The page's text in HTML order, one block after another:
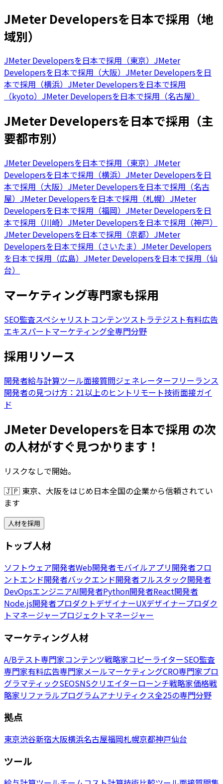
JMeter Developersを日本で採用（地
域別）
JMeter Developersを日本で採用（東京） JMeter
Developersを日本で採用（大阪） JMeter Developersを日
本で採用（横浜） JMeter Developersを日本で採用
（kyoto） JMeter Developersを日本で採用（名古屋）
JMeter Developersを日本で採用（主
要都市別）
JMeter Developersを日本で採用（東京） JMeter
Developersを日本で採用（横浜） JMeter Developersを日
本で採用（大阪） JMeter Developersを日本で採用（名古
屋） JMeter Developersを日本で採用（札幌） JMeter
Developersを日本で採用（福岡） JMeter Developersを日
本で採用（川崎） JMeter Developersを日本で採用（神戸）
JMeter Developersを日本で採用（京都） JMeter
Developersを日本で採用（さいたま） JMeter Developers
を日本で採用（広島） JMeter Developersを日本で採用（仙
台）
マーケティング専門家も採用
SEO監査スペシャリストコンテンツストラテジスト有料広告
エキスパートマーケティング全専門分野
採用リソース
開発者給与計算ツール面接質問ジェネレーターフリーランス
開発者の見つけ方：21以上のヒント リモート技術面接ガイ
ド
JMeter Developersを日本で採用 の次
の人材がすぐ見つかります！
リスクなしで開始。
🇯🇵 東京、大阪をはじめ日本全国の企業から信頼されてい
ます
人材を採用
トップ人材
ソフトウェア開発者Web開発者モバイルアプリ開発者フロ
ントエンド開発者バックエンド開発者フルスタック開発者
DevOpsエンジニアAI開発者Python開発者React開発者
Node.js開発者プロダクトデザイナーUXデザイナープロダク
トマネージャープロジェクトマネージャー
マーケティング人材
A/Bテスト専門家コンテンツ戦略家コピーライターSEO監査
専門家有料広告専門家メールマーケティングCRO専門家プロ
グラマティックSEOSNSクリエイターローンチ戦略家価格戦
略家リファラルプログラムアナリティクス全25の専門分野
拠点
東京渋谷新宿大阪横浜名古屋福岡札幌京都神戸仙台
ツール